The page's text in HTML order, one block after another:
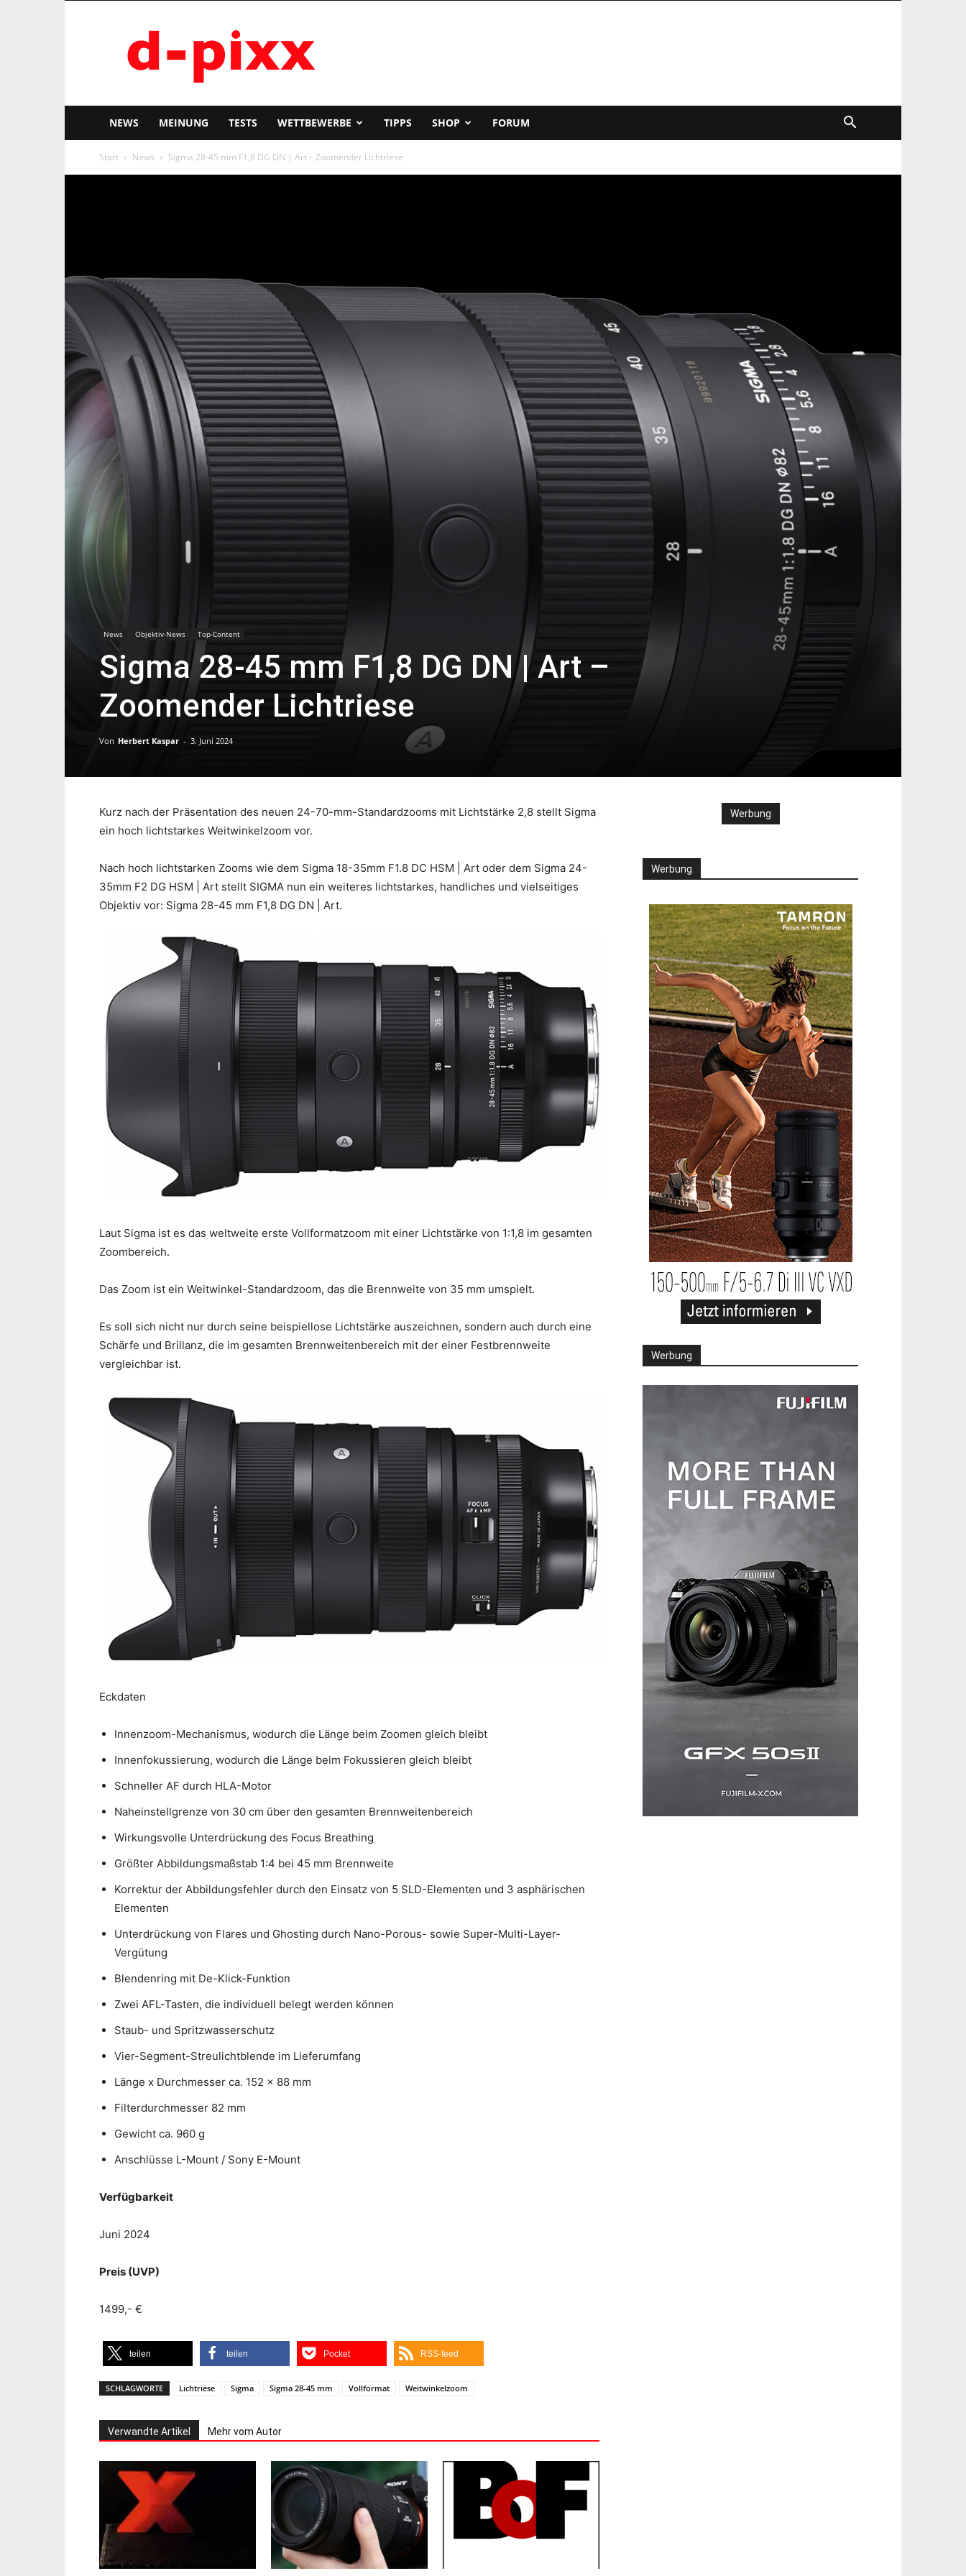
pixx
NEWS MEINUNG TESTS WETTBEWERBE TIPPS SHOP FORUM
Start News Sigma 28-45 mm F1,8 DG DN | Art – Zoomender Lichtriese
News Objektiv-News Top-Content
Sigma 28-45 mm F1,8 DG DN | Art –
Zoomender Lichtriese
Von Herbert Kaspar - 3. Juni 2024
Kurz nach der Präsentation des neuen 24-70-mm-Standardzooms mit Lichtstärke 2,8 stellt Sigma
ein hoch lichtstarkes Weitwinkelzoom vor.
Nach hoch lichtstarken Zooms wie dem Sigma 18-35mm F1.8 DC HSM | Art oder dem Sigma 24-
35mm F2 DG HSM | Art stellt SIGMA nun ein weiteres lichtstarkes, handliches und vielseitiges
Objektiv vor: Sigma 28-45 mm F1,8 DG DN | Art.
Laut Sigma ist es das weltweite erste Vollformatzoom mit einer Lichtstärke von 1:1,8 im gesamten
Zoombereich.
Das Zoom ist ein Weitwinkel-Standardzoom, das die Brennweite von 35 mm umspielt.
Es soll sich nicht nur durch seine beispiellose Lichtstärke auszeichnen, sondern auch durch eine
Schärfe und Brillanz, die im gesamten Brennweitenbereich mit der einer Festbrennweite
vergleichbar ist.
Eckdaten
Innenzoom-Mechanismus, wodurch die Länge beim Zoomen gleich bleibt
Innenfokussierung, wodurch die Länge beim Fokussieren gleich bleibt
Schneller AF durch HLA-Motor
Naheinstellgrenze von 30 cm über den gesamten Brennweitenbereich
Wirkungsvolle Unterdrückung des Focus Breathing
Größter Abbildungsmaßstab 1:4 bei 45 mm Brennweite
Korrektur der Abbildungsfehler durch den Einsatz von 5 SLD-Elementen und 3 asphärischen
Elementen
Unterdrückung von Flares und Ghosting durch Nano-Porous- sowie Super-Multi-Layer-
Vergütung
Blendenring mit De-Klick-Funktion
Zwei AFL-Tasten, die individuell belegt werden können
Staub- und Spritzwasserschutz
Vier-Segment-Streulichtblende im Lieferumfang
Länge x Durchmesser ca. 152 x 88 mm
Filterdurchmesser 82 mm
Gewicht ca. 960 g
Anschlüsse L-Mount / Sony E-Mount
Verfügbarkeit
Juni 2024
Preis (UVP)
1499,- €
teilen teilen Pocket RSS-feed
SCHLAGWORTE Lichtriese Sigma Sigma 28-45 mm Vollformat Weitwinkelzoom
Verwandte Artikel Mehr vom Autor
Werbung
Werbung
Werbung